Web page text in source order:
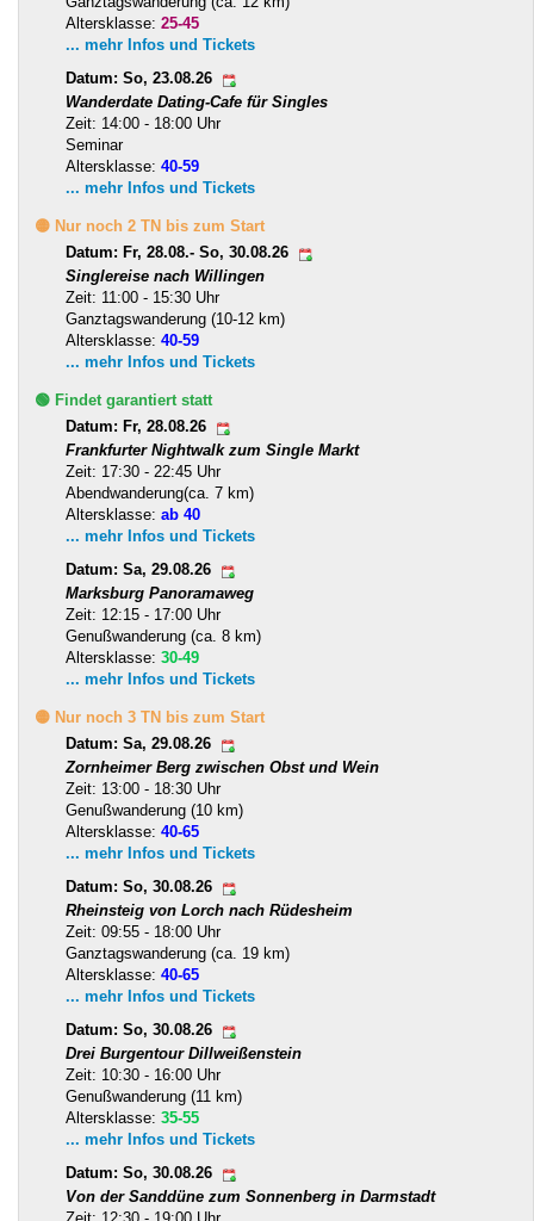
Altersklasse: 25-45
... mehr Infos und Tickets
Datum: So, 23.08.26
Wanderdate Dating-Cafe für Singles
Zeit: 14:00 - 18:00 Uhr
Seminar
Altersklasse: 40-59
... mehr Infos und Tickets
🟡 Nur noch 2 TN bis zum Start
Datum: Fr, 28.08.- So, 30.08.26
Singlereise nach Willingen
Zeit: 11:00 - 15:30 Uhr
Ganztagswanderung (10-12 km)
Altersklasse: 40-59
... mehr Infos und Tickets
🟢 Findet garantiert statt
Datum: Fr, 28.08.26
Frankfurter Nightwalk zum Single Markt
Zeit: 17:30 - 22:45 Uhr
Abendwanderung(ca. 7 km)
Altersklasse: ab 40
... mehr Infos und Tickets
Datum: Sa, 29.08.26
Marksburg Panoramaweg
Zeit: 12:15 - 17:00 Uhr
Genußwanderung (ca. 8 km)
Altersklasse: 30-49
... mehr Infos und Tickets
🟡 Nur noch 3 TN bis zum Start
Datum: Sa, 29.08.26
Zornheimer Berg zwischen Obst und Wein
Zeit: 13:00 - 18:30 Uhr
Genußwanderung (10 km)
Altersklasse: 40-65
... mehr Infos und Tickets
Datum: So, 30.08.26
Rheinsteig von Lorch nach Rüdesheim
Zeit: 09:55 - 18:00 Uhr
Ganztagswanderung (ca. 19 km)
Altersklasse: 40-65
... mehr Infos und Tickets
Datum: So, 30.08.26
Drei Burgentour Dillweißenstein
Zeit: 10:30 - 16:00 Uhr
Genußwanderung (11 km)
Altersklasse: 35-55
... mehr Infos und Tickets
Datum: So, 30.08.26
Von der Sanddüne zum Sonnenberg in Darmstadt